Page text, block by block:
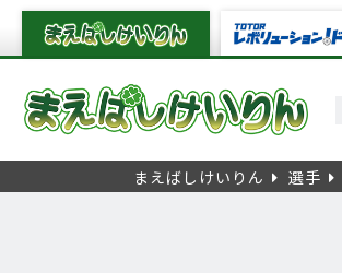
まえばしけいりん 選手